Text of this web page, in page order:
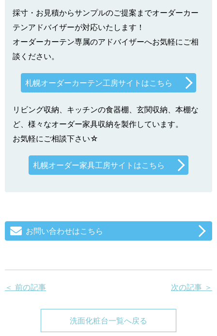
採寸・お見積からサンプルのご提案までオーダーカー
テンアドバイザーが対応いたします！
オーダーカーテン専属のアドバイザーへお気軽にご相
談ください。
札幌オーダーカーテン工房サイトはこちら
リビング収納、キッチンの食器棚、玄関収納、本棚な
ど、様々なオーダー家具収納を製作しています。
お気軽にご相談下さい☆
札幌オーダー家具工房サイトはこちら
お問い合わせはこちら
＜ 前の記事 次の記事 ＞
洗面化粧台一覧へ戻る